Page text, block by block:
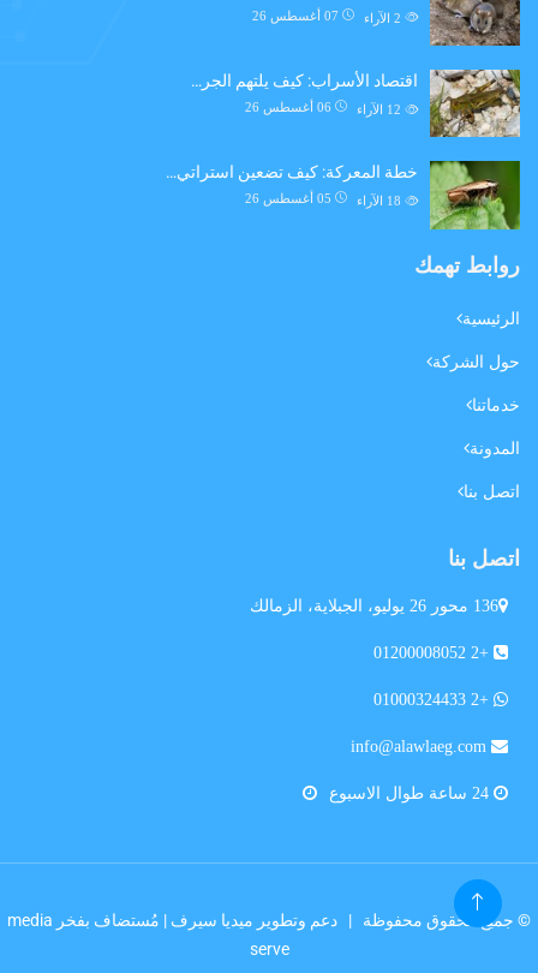
07 أغسطس 26 الآراء
اقتصاد الأسراب: كيف يلتهم الجر…
06 أغسطس 26 الآراء
خطة المعركة: كيف تضعين استراتي…
05 أغسطس 26 الآراء
روابط تهمك
الرئيسية
حول الشركة
خدماتنا
المدونة
اتصل بنا
اتصل بنا
136 محور 26 يوليو، الجبلاية، الزمالك
+2 01200008052
+2 01000324433
© جميع الحقوق محفوظة | دعم وتطوير ميديا سيرف | مُستضاف بفخر media
serve